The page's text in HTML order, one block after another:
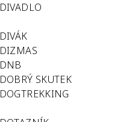
DIVADLO
DIVÁK
DIZMAS
DNB
DOBRÝ SKUTEK
DOGTREKKING